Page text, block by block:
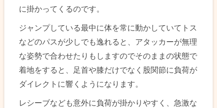
に掛かってくるのです。
ジャンプしている最中に体を常に動かしていてトス
などのパスが少しでも逸れると、アタッカーが無理
な姿勢で合わせたりもしますのでそのままの状態で
着地をすると、足首や膝だけでなく股関節に負荷が
ダイレクトに響くようになります。
レシーブなども意外に負荷が掛かりやすく、急激な